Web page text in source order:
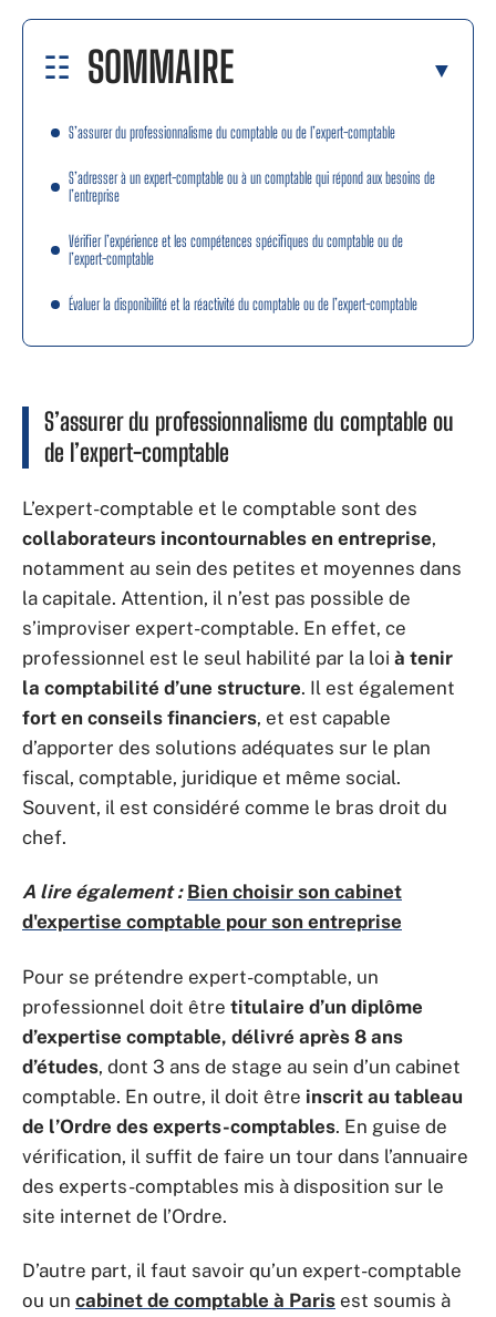
SOMMAIRE
S’assurer du professionnalisme du comptable ou de l’expert-comptable
S’adresser à un expert-comptable ou à un comptable qui répond aux besoins de
l’entreprise
Vérifier l’expérience et les compétences spécifiques du comptable ou de
l’expert-comptable
Évaluer la disponibilité et la réactivité du comptable ou de l’expert-comptable
S’assurer du professionnalisme du comptable ou
de l’expert-comptable
L’expert-comptable et le comptable sont des
collaborateurs incontournables en entreprise,
notamment au sein des petites et moyennes dans
la capitale. Attention, il n’est pas possible de
s’improviser expert-comptable. En effet, ce
professionnel est le seul habilité par la loi à tenir
la comptabilité d’une structure. Il est également
fort en conseils financiers, et est capable
d’apporter des solutions adéquates sur le plan
fiscal, comptable, juridique et même social.
Souvent, il est considéré comme le bras droit du
chef.
A lire également : Bien choisir son cabinet
d'expertise comptable pour son entreprise
Pour se prétendre expert-comptable, un
professionnel doit être titulaire d’un diplôme
d’expertise comptable, délivré après 8 ans
d’études, dont 3 ans de stage au sein d’un cabinet
comptable. En outre, il doit être inscrit au tableau
de l’Ordre des experts-comptables. En guise de
vérification, il suffit de faire un tour dans l’annuaire
des experts-comptables mis à disposition sur le
site internet de l’Ordre.
D’autre part, il faut savoir qu’un expert-comptable
ou un cabinet de comptable à Paris est soumis à